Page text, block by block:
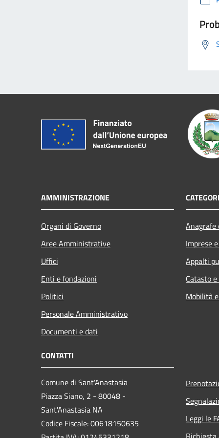
AMMINISTRAZIONE
Organi di Governo
Aree Amministrative
Uffici
Enti e fondazioni
Politici
Personale Amministrativo
Documenti e dati
Imprese
Appalti
Catasto
Mobilità
CONTATTI
Comune di Sant'Anastasia
Piazza Siano, 2 - 80048 -
Sant'Anastasia NA
Codice Fiscale: 00618150635
Leggi le